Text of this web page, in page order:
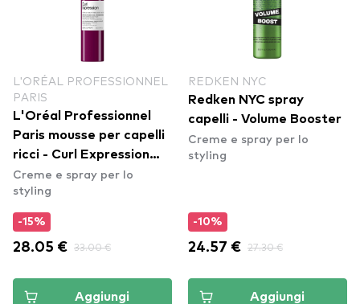
L'ORÉAL PROFESSIONNEL
PARIS
L'Oréal Professionnel
Paris mousse per capelli
ricci - Curl Expression
10-In-1 ​Cream-In-Mousse​
Creme e spray per lo
styling
-15%
28.05 € 33.00 €
Aggiungi
REDKEN NYC
Redken NYC spray
capelli - Volume Booster
Creme e spray per lo
styling
-10%
24.57 € 27.30 €
Aggiungi